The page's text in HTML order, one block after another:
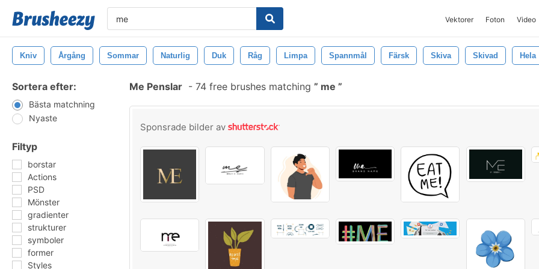
Vektorer Foton Video
Kniv Årgång Sommar Naturlig Duk Råg Limpa Spannmål Färsk Skiva Skivad Hela
Sortera efter:
Bästa matchning
Nyaste
Filtyp
borstar
Actions
PSD
Mönster
gradienter
strukturer
symboler
former
Styles
Me Penslar - 74 free brushes matching me
Sponsrade bilder av